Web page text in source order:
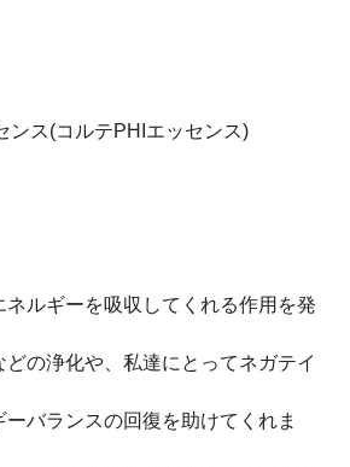
ス(コルテPHIエッセンス)
ネルギーを吸収してくれる作用を発
の浄化や、私達にとってネガテイ
バランスの回復を助けてくれま